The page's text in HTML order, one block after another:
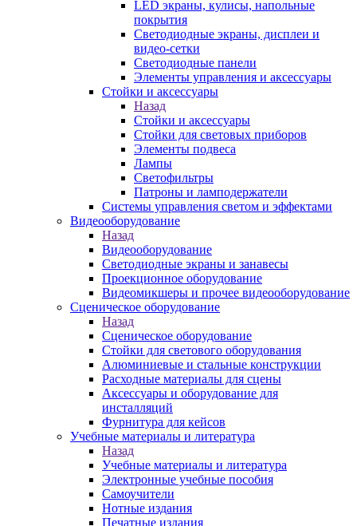
LED экраны, кулисы, напольные
покрытия
Светодиодные экраны, дисплеи и
видео-сетки
Светодиодные панели
Элементы управления и аксессуары
Стойки и аксессуары
Назад
Стойки и аксессуары
Стойки для световых приборов
Элементы подвеса
Лампы
Светофильтры
Патроны и ламподержатели
Системы управления светом и эффектами
Видеооборудование
Назад
Видеооборудование
Светодиодные экраны и занавесы
Проекционное оборудование
Видеомикшеры и прочее видеооборудование
Сценическое оборудование
Назад
Сценическое оборудование
Стойки для светового оборудования
Алюминиевые и стальные конструкции
Расходные материалы для сцены
Аксессуары и оборудование для
инсталляций
Фурнитура для кейсов
Учебные материалы и литература
Назад
Учебные материалы и литература
Электронные учебные пособия
Самоучители
Нотные издания
Печатные издания